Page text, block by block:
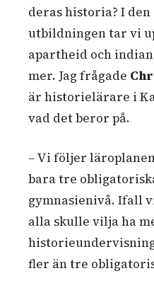
deras historia? I
utbildningen tar vi
apartheid och
mer. Jag frågade
är historielärare i
vad det beror på.
– Vi följer
bara tre
gymnasienivå. Ifall
alla skulle vilja ha
fler än tre